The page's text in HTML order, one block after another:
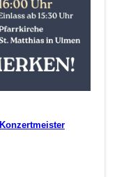
Konzertmeister